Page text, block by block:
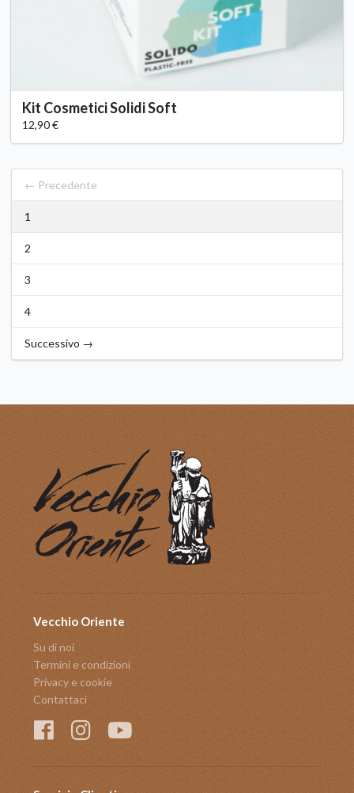
Kit Cosmetici Solidi Soft
12,90 €
← Precedente
1
2
3
4
Successivo →
Vecchio Oriente
Su di noi
Termini e condizioni
Privacy e cookie
Contattaci